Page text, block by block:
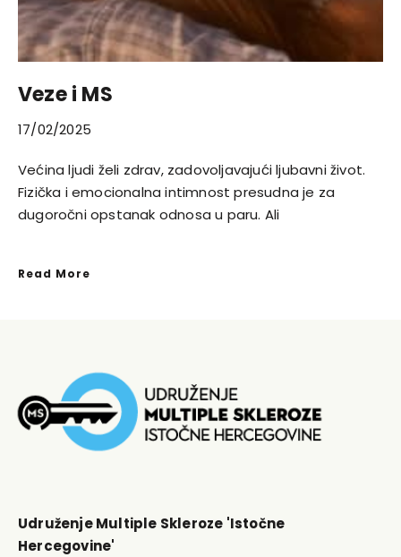
Veze i MS
17/02/2025
Većina ljudi želi zdrav, zadovoljavajući ljubavni život.
Fizička i emocionalna intimnost presudna je za
dugoročni opstanak odnosa u paru. Ali
Read More
Udruženje Multiple Skleroze 'Istočne
Hercegovine'